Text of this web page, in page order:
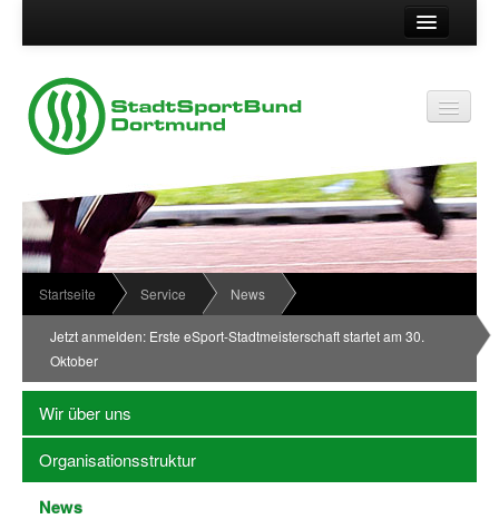
Suche
Vereinsservice
Vereinskennziffer
Passwort
Kontakt
Impressum
Datenschutz
Wir über uns
Organisationsstruktur
News
Termine
Sportabzeichen
Downloadbereich
Newsletter Anmeldung
Startseite Service News
Jetzt anmelden: Erste eSport-Stadtmeisterschaft startet am 30.
Oktober
Wir über uns
Organisationsstruktur
News